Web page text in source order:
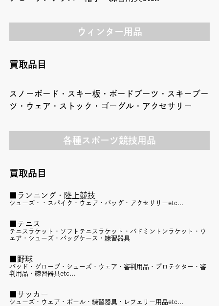
ウィンター用品
買取品目
スノーボード・スキー板・ボードブーツ・スキーブー
ツ・ウェア・ストック・ゴーグル・アクセサリー
各種スポーツ競技用品
買取品目
■ランニング・陸上競技
シューズ・・スパイク・ウェア・バッグ・アクセサリーetc...
■テニス
テニスラケット・ソフトテニスラケット・バドミントンラケット・ウ
ェア・シューズ・バッグケース・練習器具
■野球
バッド・グローブ・シューズ・ウェア・審判用品・プロテクター・審
判用品・練習器具etc...
■サッカー
シューズ・ウェア・ボール・練習器具・レフェリー用品etc...